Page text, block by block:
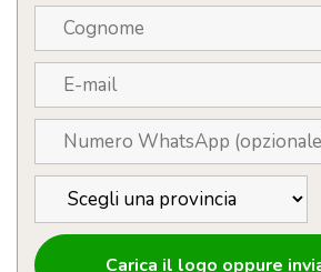
Carica il logo oppure